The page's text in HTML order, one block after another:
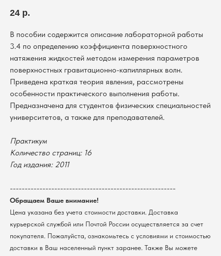
24 р.
В пособии содержится описание лабораторной работы
3.4 по определению коэффициента поверхностного
натяжения жидкостей методом измерения параметров
поверхностных гравитационно-капиллярных волн.
Приведена краткая теория явления, рассмотрены
особенности практического выполнения работы.
Предназначена для студентов физических специальностей
университетов, а также для преподавателей.
Практикум
Количество страниц: 16
Год издания: 2011
--------------------------------------------------------
Обращаем Ваше внимание!
Цена указана без учета стоимости доставки. Доставка
курьерской службой или Почтой России осуществляется за счет
покупателя. Пожалуйста, ознакомьтесь с условиями и стоимостью
доставки в Ваш населенный пункт заранее. Также Вы можете
Контакты
Мерч НГУ
Политика обработки персональных данных
ИНН 5408106490
КПП 540801001